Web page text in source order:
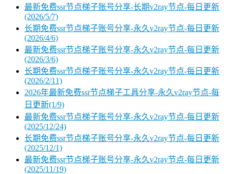
最新免费ssr节点梯子账号分享-长期v2ray节点-每日更新
(2026/5/7)
长期免费ssr节点梯子账号分享-永久v2ray节点-每日更新
(2026/4/6)
最新免费ssr节点梯子账号分享-永久v2ray节点-每日更新
(2026/3/6)
长期免费ssr节点梯子账号分享-永久v2ray节点-每日更新
(2026/2/11)
2026年最新免费ssr节点梯子工具分享-永久v2ray节点-每
日更新(1/9)
最新免费ssr节点梯子账号分享-永久v2ray节点-每日更新
(2025/12/24)
长期免费ssr节点梯子账号分享-永久v2ray节点-每日更新
(2025/12/1)
最新免费ssr节点梯子账号分享-永久v2ray节点-每日更新
(2025/11/19)